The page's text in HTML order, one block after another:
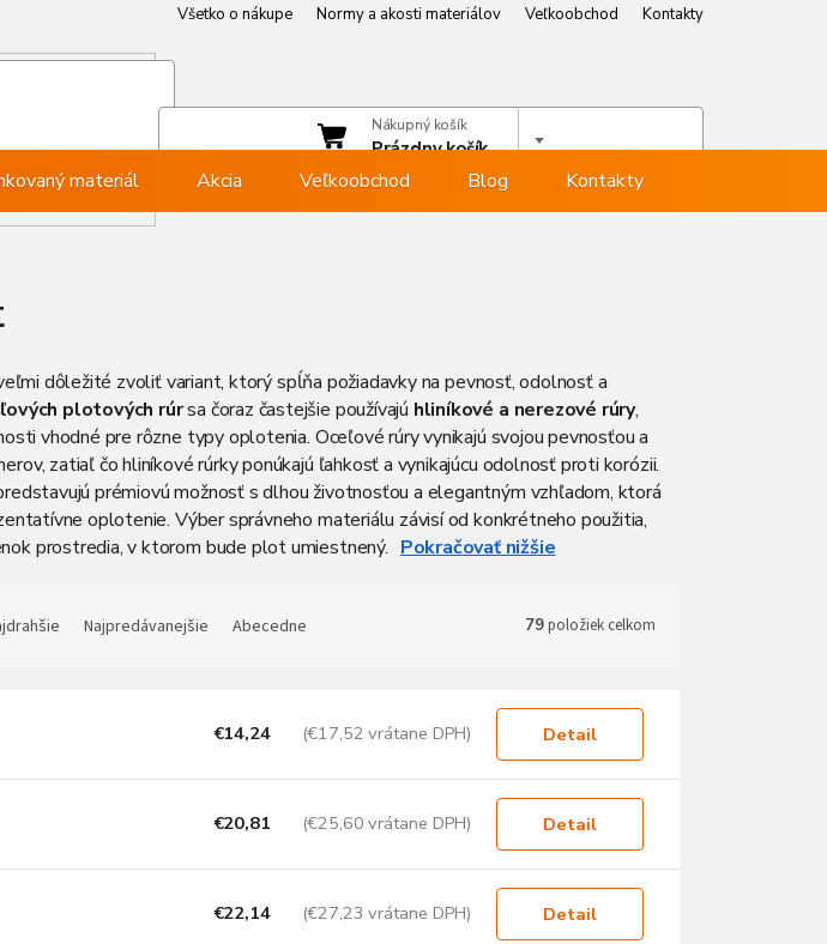
Všetko o nákupe Normy a akosti materiálov Veľkoobchod
Kontakty
Prihlásiť sa
Nákupný košík
Prázdny košík
materiál Akcia Veľkoobchod Blog Kontakty
dôležité zvoliť variant, ktorý spĺňa požiadavky na pevnosť, odolnosť a
plotových rúrsa čoraz častejšie používajú hliníkové a nerezové rúry,
vhodné pre rôzne typy oplotenia. Oceľové rúry vynikajú svojou pevnosťou a
zatiaľ čo hliníkové rúrky ponúkajú ľahkosť a vynikajúcu odolnosť proti korózii.
prémiovú možnosť s dlhou životnosťou a elegantným vzhľadom, ktorá
oplotenie. Výber správneho materiálu závisí od konkrétneho použitia,
prostredia, v ktorom bude plot umiestnený. Pokračovať
Najpredávanejšie Abecedne 79položiek celkom
€14,24 (€17,52 vrátane DPH) Detail
€20,81 (€25,60 vrátane DPH) Detail
€22,14 (€27,23 vrátane DPH) Detail